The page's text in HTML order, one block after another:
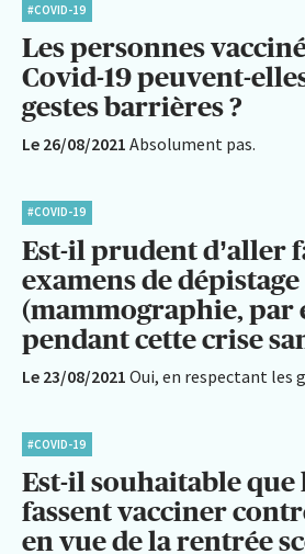
#COVID-19
Les personnes
Covid-19 peuvent-
gestes barrières ?
Le 26/08/2021 Absolument pas.
#COVID-19
Est-il prudent d’aller
examens de dépistage
(mammographie, par
pendant cette crise
Le 23/08/2021 Oui, en respectant les
#COVID-19
Est-il souhaitable que
fassent vacciner
en vue de la rentrée